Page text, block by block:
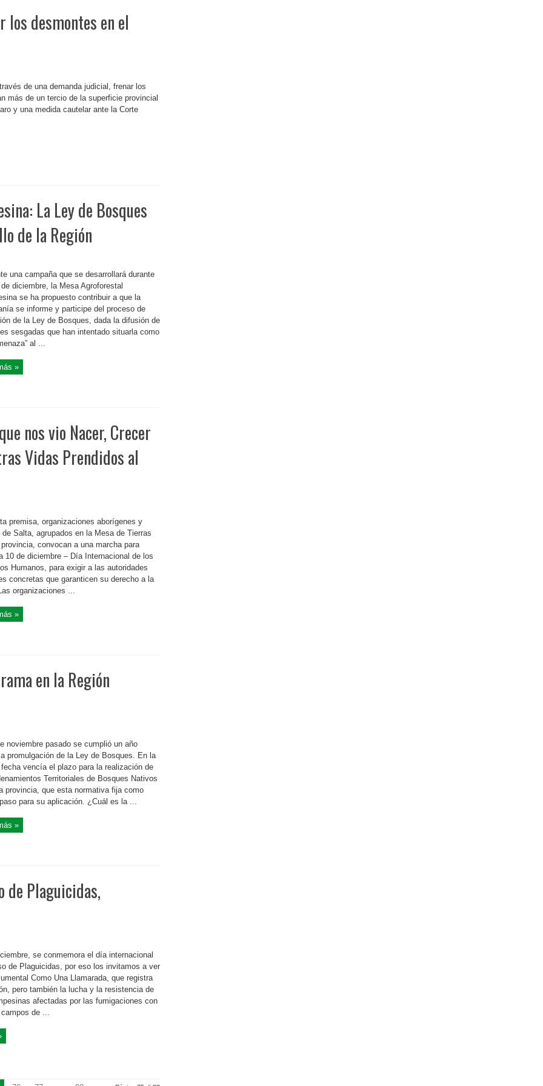
los desmontes en el
de una demanda judicial, frenar los
más de un tercio de la superficie provincial
y una medida cautelar ante la Corte
La Ley de Bosques
de la Región
una campaña que se desarrollará durante
diciembre, la Mesa Agroforestal
se ha propuesto contribuir a que la
se informe y participe del proceso de
de la Ley de Bosques, dada la difusión de
sesgadas que han intentado situarla como
al ...
»
nos vio Nacer, Crecer
Vidas Prendidos al
premisa, organizaciones aborígenes y
Salta, agrupados en la Mesa de Tierras
convocan a una marcha para
10 de diciembre – Día Internacional de los
Humanos, para exigir a las autoridades
concretas que garanticen su derecho a la
organizaciones ...
»
en la Región
noviembre pasado se cumplió un año
promulgación de la Ley de Bosques. En la
vencía el plazo para la realización de
Territoriales de Bosques Nativos
provincia, que esta normativa fija como
para su aplicación. ¿Cuál es la ...
»
de Plaguicidas,
se conmemora el día internacional
de Plaguicidas, por eso los invitamos a ver
Como Una Llamarada, que registra
pero también la lucha y la resistencia de
afectadas por las fumigaciones con
de ...